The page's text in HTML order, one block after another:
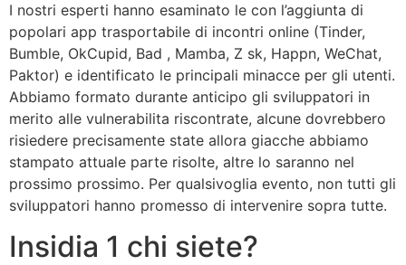
I nostri esperti hanno esaminato le con l’aggiunta di
popolari app trasportabile di incontri online (Tinder,
Bumble, OkCupid, Bad , Mamba, Z sk, Happn, WeChat,
Paktor) e identificato le principali minacce per gli utenti.
Abbiamo formato durante anticipo gli sviluppatori in
merito alle vulnerabilita riscontrate, alcune dovrebbero
risiedere precisamente state allora giacche abbiamo
stampato attuale parte risolte, altre lo saranno nel
prossimo prossimo. Per qualsivoglia evento, non tutti gli
sviluppatori hanno promesso di intervenire sopra tutte.
Insidia 1 chi siete?